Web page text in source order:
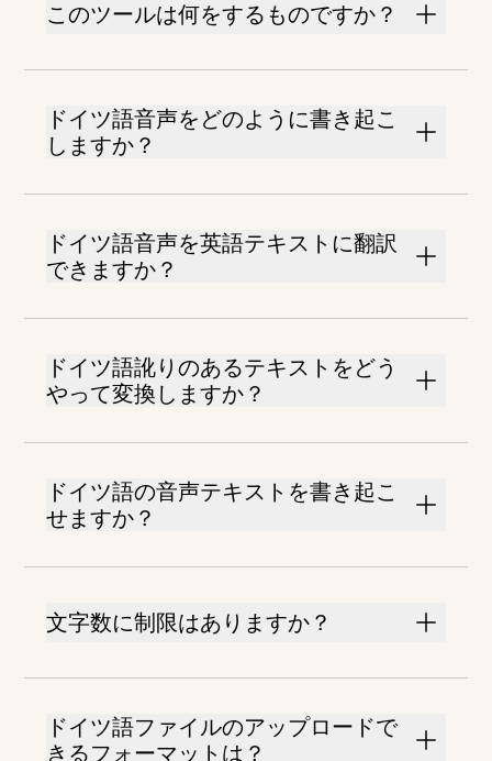
このツールは何をするものですか？
ドイツ語音声をどのように書き起こ
しますか？
ドイツ語音声を英語テキストに翻訳
できますか？
ドイツ語訛りのあるテキストをどう
やって変換しますか？
ドイツ語の音声テキストを書き起こ
せますか？
文字数に制限はありますか？
ドイツ語ファイルのアップロードで
きるフォーマットは？